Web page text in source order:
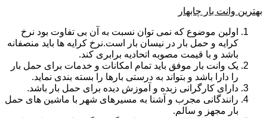
بهترین وانت بار چابهار
اولین موضوع که نمی توان نسبت به آن بی تفاوت بود نرخ
کرایه و حمل بار در نیسان بار است.نرخ کرایه ها باید منصفانه
باشد و با قیمت مصوبه اتحادیه برابری کند.
یک وانت بار موفق باید تمام امکانات و خدمات برای حمل بار
را دارا باشد و بتواند به درستی بارها را بسته بندی نماید.
دارای کارگرانی زبده و آموزش دیده برای حمل بار باشد.
رانندگانی مجرب و آشنا به مسیرهای شهر با ماشین های حمل
بار مجهز و سالم.